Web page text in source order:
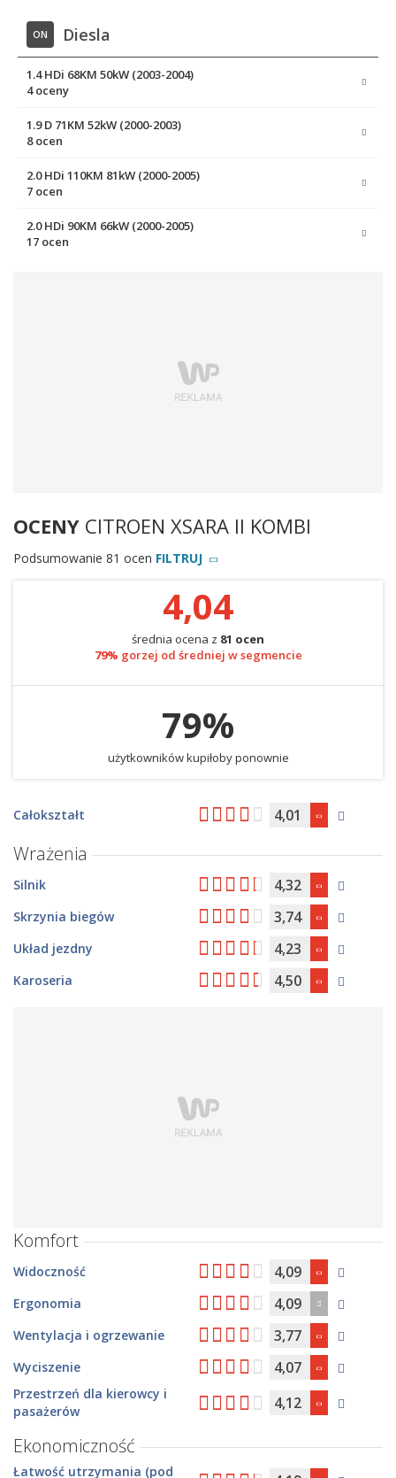
ON Diesla
1.4 HDi 68KM 50kW (2003-2004)
4 oceny
1.9 D 71KM 52kW (2000-2003)
8 ocen
2.0 HDi 110KM 81kW (2000-2005)
7 ocen
2.0 HDi 90KM 66kW (2000-2005)
17 ocen
OCENY CITROEN XSARA II KOMBI
Podsumowanie 81 ocen FILTRUJ
4,04
średnia ocena z 81 ocen
79% gorzej od średniej w segmencie
79%
użytkowników kupiłoby ponownie
Całokształt 4,01
Wrażenia
Silnik 4,32
Skrzynia biegów 3,74
Układ jezdny 4,23
Karoseria 4,50
Komfort
Widoczność 4,09
Ergonomia 4,09
Wentylacja i ogrzewanie 3,77
Wyciszenie 4,07
Przestrzeń dla kierowcy i
pasażerów
4,12
Ekonomiczność
Łatwość utrzymania (pod